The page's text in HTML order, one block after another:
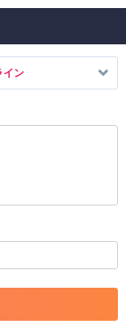
イン
ト削除や書き込み制
投稿